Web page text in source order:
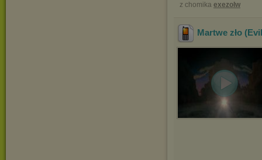
z chomika exezolw
Martwe zło